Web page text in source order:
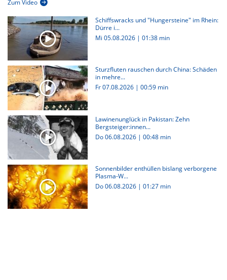
Zum Video
Schiffswracks und "Hungersteine" im Rhein:
Dürre i...
Mi 05.08.2026 | 01:38 min
Sturzfluten rauschen durch China: Schäden
in mehre...
Fr 07.08.2026 | 00:59 min
Lawinenunglück in Pakistan: Zehn
Bergsteiger:innen...
Do 06.08.2026 | 00:48 min
Sonnenbilder enthüllen bislang verborgene
Plasma-W...
Do 06.08.2026 | 01:27 min